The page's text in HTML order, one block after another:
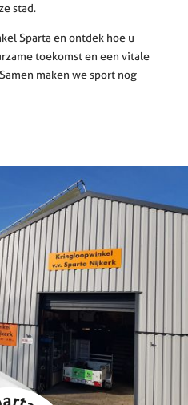
stad.
Sparta en ontdek hoe u
toekomst en een vitale
maken we sport nog